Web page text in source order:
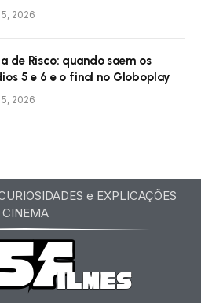
2026
de Risco: quando saem os
5 e 6 e o final no Globoplay
2026
e EXPLICAÇÕES
CINEMA